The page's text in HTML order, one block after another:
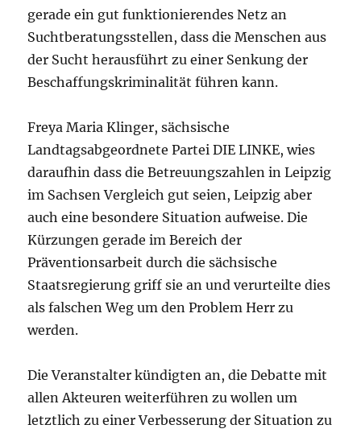
gerade ein gut funktionierendes Netz an
Suchtberatungsstellen, dass die Menschen aus
der Sucht herausführt zu einer Senkung der
Beschaffungskriminalität führen kann.
Freya Maria Klinger, sächsische
Landtagsabgeordnete Partei DIE LINKE, wies
daraufhin dass die Betreuungszahlen in Leipzig
im Sachsen Vergleich gut seien, Leipzig aber
auch eine besondere Situation aufweise. Die
Kürzungen gerade im Bereich der
Präventionsarbeit durch die sächsische
Staatsregierung griff sie an und verurteilte dies
als falschen Weg um den Problem Herr zu
werden.
Die Veranstalter kündigten an, die Debatte mit
allen Akteuren weiterführen zu wollen um
letztlich zu einer Verbesserung der Situation zu